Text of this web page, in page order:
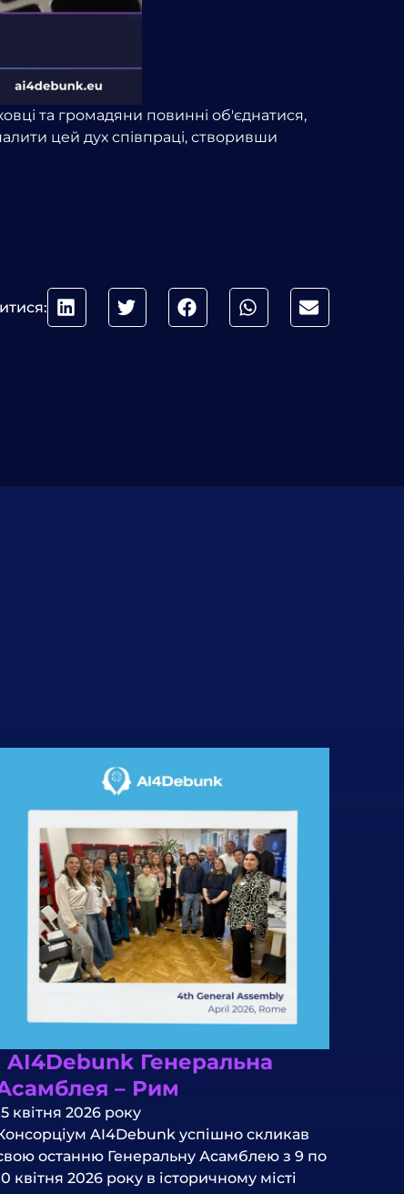
та громадяни повинні об'єднатися,
цей дух співпраці, створивши
AI4Debunk Генеральна
– Рим
квітня 2026 року
AI4Debunk успішно скликав
останню Генеральну Асамблею з 9 по
квітня 2026 року в історичному місті